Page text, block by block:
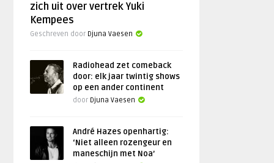
zich uit over vertrek Yuki
Kempees
Geschreven door Djuna Vaesen
Radiohead zet comeback
door: elk jaar twintig shows
op een ander continent
door Djuna Vaesen
André Hazes openhartig:
‘Niet alleen rozengeur en
maneschijn met Noa’